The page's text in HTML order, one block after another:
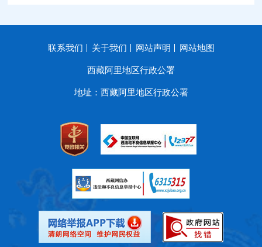
联系我们 关于我们 网站声明 网站地图
西藏阿里地区行政公署
地址：西藏阿里地区行政公署